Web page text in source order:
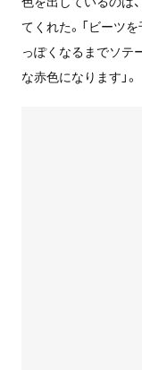
てくれた。「ビーツ
っぽくなるまでソテ
な赤色になります」。